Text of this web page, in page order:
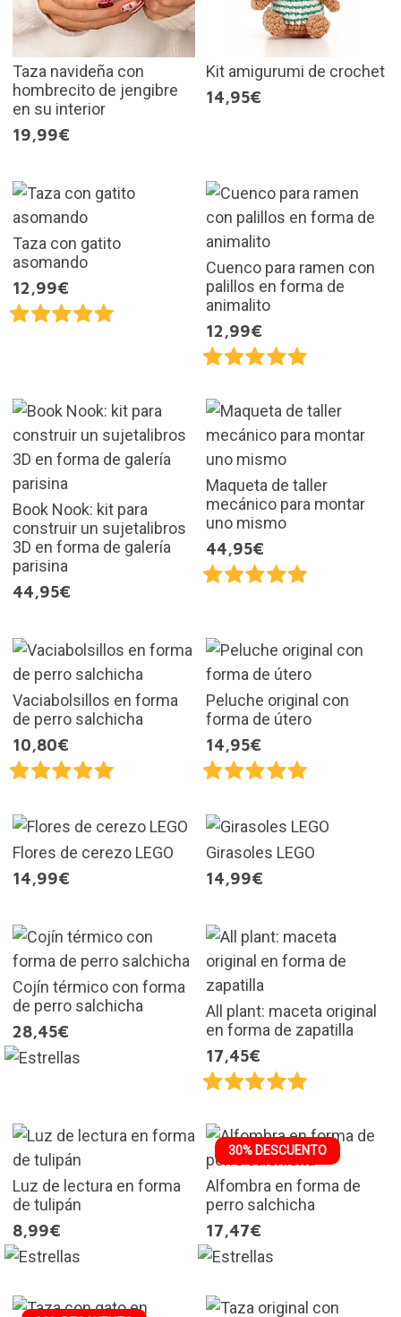
Taza navideña con
hombrecito de jengibre
en su interior
19,99€
Kit amigurumi de crochet
14,95€
Taza con gatito
asomando
12,99€
Cuenco para ramen con
palillos en forma de
animalito
12,99€
Book Nook: kit para
construir un sujetalibros
3D en forma de galería
parisina
44,95€
Maqueta de taller
mecánico para montar
uno mismo
44,95€
Vaciabolsillos en forma
de perro salchicha
10,80€
Peluche original con
forma de útero
14,95€
Flores de cerezo LEGO
14,99€
Girasoles LEGO
14,99€
Cojín térmico con forma
de perro salchicha
28,45€
All plant: maceta original
en forma de zapatilla
17,45€
Luz de lectura en forma
de tulipán
8,99€
30% DESCUENTO
Alfombra en forma de
perro salchicha
17,47€